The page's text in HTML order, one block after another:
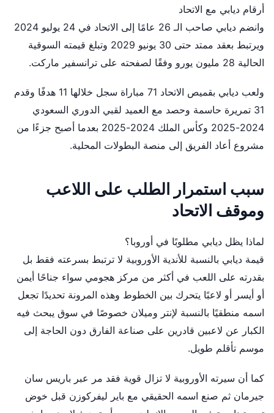
أرقام ديابي مع الاتحاد
وانضم ديابي صاحب الـ 26 عامًا إلى الاتحاد في 24 يوليو 2024
ويرتبط بعقد ممتد حتى 30 يونيو 2029 وتبلغ قيمته السوقية
الحالية 28 مليون يورو وفقًا لصفحته على ترانسفير ماركت.
ولعب ديابي بقميص الاتحاد 71 مباراة سجل خلالها 11 هدفًا وقدم
31 تمريرة حاسمة وحصد مع العميد لقبي الدوري السعودي
2024-2025 وكأس الملك 2024-2025 بعدما أصبح جزءًا من
مشروع أعاد الفريق إلى منصة البطولات المحلية.
سبب استمرار الطلب على اللاعب
وموقف الاتحاد
لماذا يظل ديابي مطلوبًا في أوروبا؟
قيمة ديابي بالنسبة للأندية الأوروبية لا ترتبط بسرعته فقط بل
بقدرته على اللعب في أكثر من مركز هجومي سواء جناحًا أيمن
أو أيسر أو لاعبًا يتحرك بين الخطوط وهذه المرونة تحديدًا تجعل
اسمه منطقيًا بالنسبة لإنتر وميلان خصوصًا في سوق يبحث فيه
الكبار عن لاعبين قادرين على صناعة الفارق دون الحاجة إلى
موسم تأقلم طويل.
كما أن سيرته الأوروبية لا تزال قوية فقد مر عبر باريس سان
جيرمان ثم صنع اسمه الحقيقي مع باير ليفركوزن قبل خوض